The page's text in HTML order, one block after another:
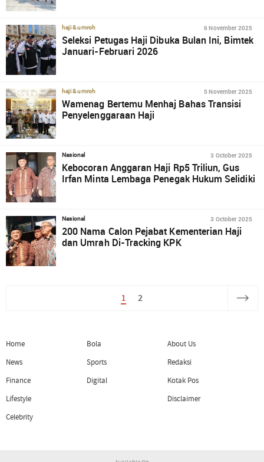
haji & umroh 6 November 2025
Seleksi Petugas Haji Dibuka Bulan Ini, Bimtek
Januari-Februari 2026
haji & umroh 5 November 2025
Wamenag Bertemu Menhaj Bahas Transisi
Penyelenggaraan Haji
Nasional 3 October 2025
Kebocoran Anggaran Haji Rp5 Triliun, Gus
Irfan Minta Lembaga Penegak Hukum Selidiki
Nasional 3 October 2025
200 Nama Calon Pejabat Kementerian Haji
dan Umrah Di-Tracking KPK
1 2
Home
News
Finance
Lifestyle
Celebrity
Bola
Sports
Digital
About Us
Redaksi
Kotak Pos
Disclaimer